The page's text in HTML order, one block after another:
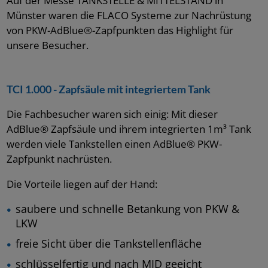
Münster waren die FLACO Systeme zur Nachrüstung
von PKW-AdBlue®-Zapfpunkten das Highlight für
unsere Besucher.
TCI 1.000 - Zapfsäule mit integriertem Tank
Die Fachbesucher waren sich einig: Mit dieser
AdBlue® Zapfsäule und ihrem integrierten 1m³ Tank
werden viele Tankstellen einen AdBlue® PKW-
Zapfpunkt nachrüsten.
Die Vorteile liegen auf der Hand:
saubere und schnelle Betankung von PKW &
LKW
freie Sicht über die Tankstellenfläche
schlüsselfertig und nach MID geeicht